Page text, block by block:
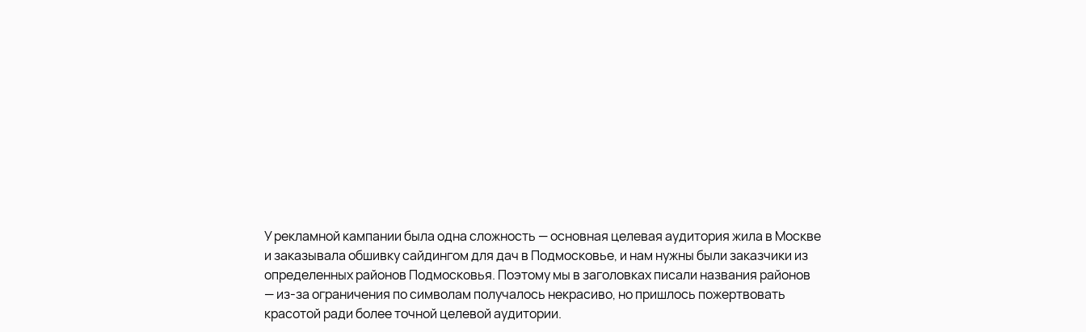
У рекламной кампании была одна сложность — основная целевая аудитория жила в Москве
и заказывала обшивку сайдингом для дач в Подмосковье, и нам нужны были заказчики из
определенных районов Подмосковья. Поэтому мы в заголовках писали названия районов
— из-за ограничения по символам получалось некрасиво, но пришлось пожертвовать
красотой ради более точной целевой аудитории.